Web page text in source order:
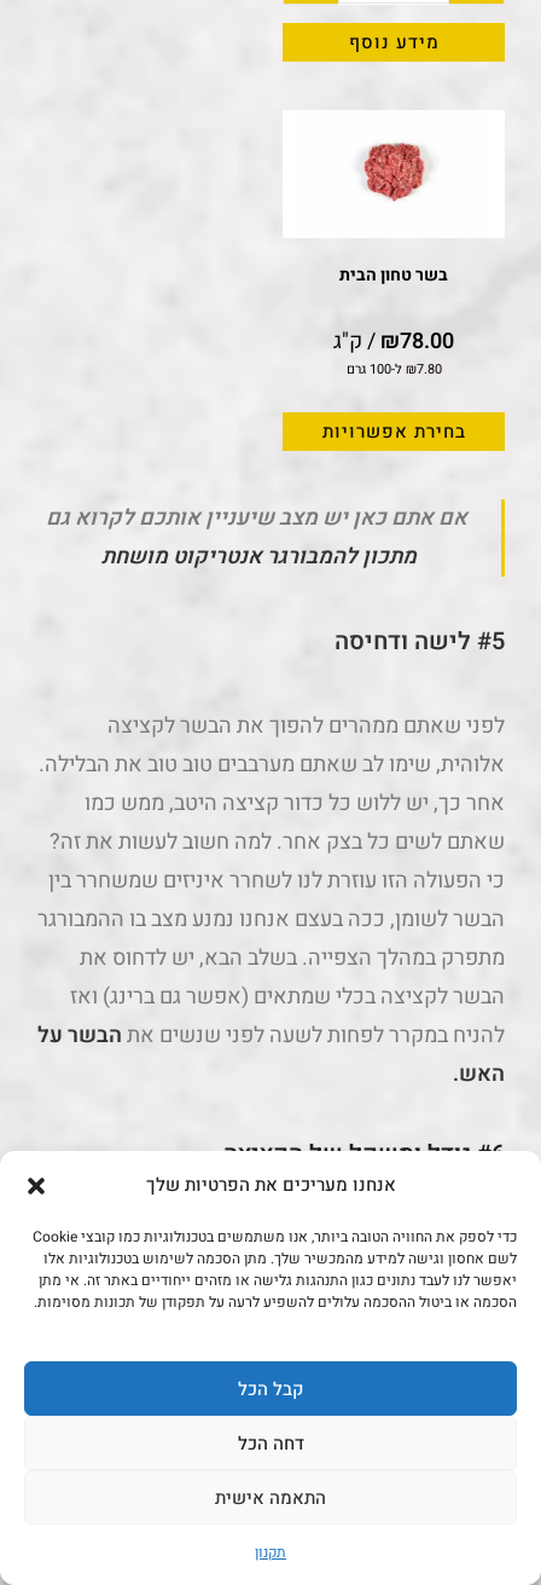
אנחנו מעריכים את הפרטיות שלך
כדי לספק את החוויה הטובה ביותר, אנו משתמשים בטכנולוגיות כמו קובצי Cookie
לשם אחסון וגישה למידע מהמכשיר שלך. מתן הסכמה לשימוש בטכנולוגיות אלו
יאפשר לנו לעבד נתונים כגון התנהגות גלישה או מזהים ייחודיים באתר זה. אי מתן
הסכמה או ביטול ההסכמה עלולים להשפיע לרעה על תפקודן של תכונות מסוימות.
קבל הכל
דחה הכל
התאמה אישית
תקנון
מידע נוסף
בשר טחון הבית
₪78.00 / ק"ג
₪7.80 ל-100 גרם
בחירת אפשרויות
אם אתם כאן יש מצב שיעניין אותכם לקרוא גם
מתכון להמבורגר אנטריקוט מושחת
#5 לישה ודחיסה
לפני שאתם ממהרים להפוך את הבשר לקציצה
אלוהית, שימו לב שאתם מערבבים טוב טוב את הבלילה.
אחר כך, יש ללוש כל כדור קציצה היטב, ממש כמו
שאתם לשים כל בצק אחר. למה חשוב לעשות את זה?
כי הפעולה הזו עוזרת לנו לשחרר איניזים שמשחרר בין
הבשר לשומן, ככה בעצם אנחנו נמנע מצב בו ההמבורגר
מתפרק במהלך הצפייה. בשלב הבא, יש לדחוס את
הבשר לקציצה בכלי שמתאים (אפשר גם ברינג) ואז
להניח במקרר לפחות לשעה לפני שנשים אתהבשר על
האש.
#6 גודל ומשקל של הקציצה
לרוב בין 60 ל100 גרם, אבל אנחנו התכנסו כדי להכין
המבורגר עסיסי ומדהים שלא יבייש את המסעדות
גרם ויותר. כאן זה באמת עניין של העדפה אישית וטעם,
אבל שימו לב לדגשים הבאים:
פלאנצ'ה או גריל, אחוז השומן בתערובת שלכם צריך